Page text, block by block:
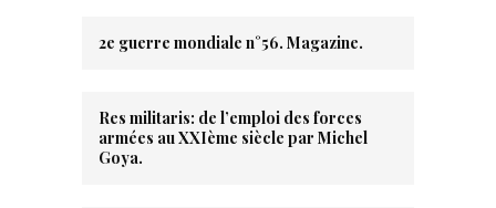
2e guerre mondiale n°56. Magazine.
Res militaris: de l’emploi des forces
armées au XXIème siècle par Michel
Goya.